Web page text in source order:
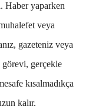
. Haber yaparken
veya
ız, gazeteniz veya
görevi, gerçekle
kısalmadıkça
kalır.